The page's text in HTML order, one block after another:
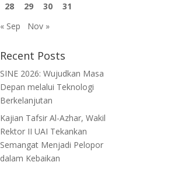
28 29 30
31
« Sep
Nov »
Recent Posts
SINE 2026: Wujudkan Masa
Depan melalui Teknologi
Berkelanjutan
Kajian Tafsir Al-Azhar, Wakil
Rektor II UAI Tekankan
Semangat Menjadi Pelopor
dalam Kebaikan